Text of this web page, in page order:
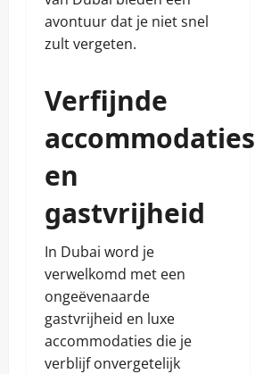
avontuur dat je niet snel
zult vergeten.
Verfijnde
accommodaties
en
gastvrijheid
In Dubai word je
verwelkomd met een
ongeëvenaarde
gastvrijheid en luxe
accommodaties die je
verblijf onvergetelijk